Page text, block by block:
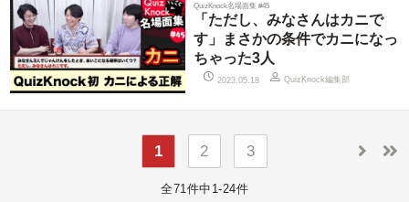
QuizKnock名場面集 #45
「ただし、みなさんはカニで
す」まさかの条件でカニになっ
ちゃった3人
2023.05.18 QuizKnock編集部
1 2 3
全71件中1-24件